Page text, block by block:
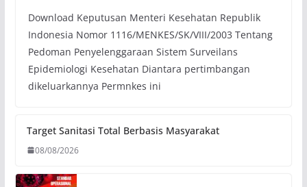
Download Keputusan Menteri Kesehatan Republik
Indonesia Nomor 1116/MENKES/SK/VIII/2003 Tentang
Pedoman Penyelenggaraan Sistem Surveilans
Epidemiologi Kesehatan Diantara pertimbangan
dikeluarkannya Permnkes ini
Target Sanitasi Total Berbasis Masyarakat
08/08/2026